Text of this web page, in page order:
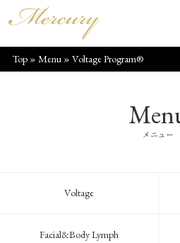
Top» Menu» Voltage Program®
メニュー
Voltage
Facial&Body Lymph